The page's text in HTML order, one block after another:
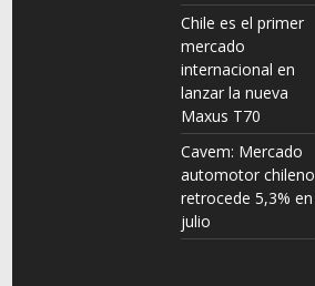
Chile es el primer
mercado
internacional en
lanzar la nueva
Maxus T70
Cavem: Mercado
automotor chileno
retrocede 5,3% en
julio